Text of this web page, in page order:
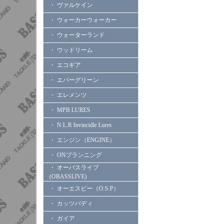
・ ヴァルケイン
・ ウォーカーウォーカー
・ ウォーターランド
・ ウッドリーム
・ エコギア
・ エバーグリーン
・ エレメンツ
・ MPB LURES
・ N.L.R Invincidle Lures
・ エンジン（ENGINE）
・ ONプランニング
・ オーバスライブ
(OBASSLIVE)
・ オーエスピー（O.S.P）
・ カッツバディ
・ ガイア